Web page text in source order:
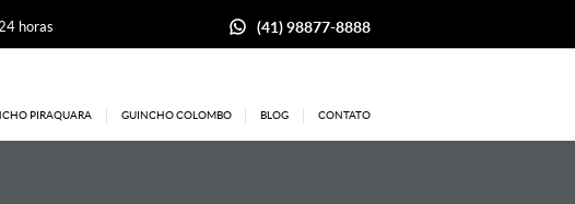
horas (41) 98877-8888
PIRAQUARA GUINCHO COLOMBO BLOG CONTATO